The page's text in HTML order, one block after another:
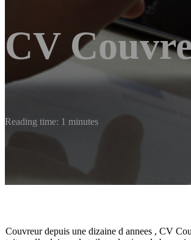
CV
Reading time: 1 minutes
Couvreur depuis une dizaine d annees , CV